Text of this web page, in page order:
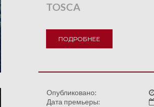
TOSCA
ПОДРОБНЕЕ
Опубликовано:
Дата премьеры: